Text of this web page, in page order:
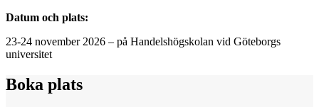
Datum och plats:
23-24 november 2026 – på Handelshögskolan vid Göteborgs
universitet
Boka plats